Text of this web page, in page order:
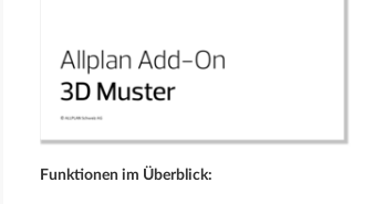
Funktionen im Überblick: